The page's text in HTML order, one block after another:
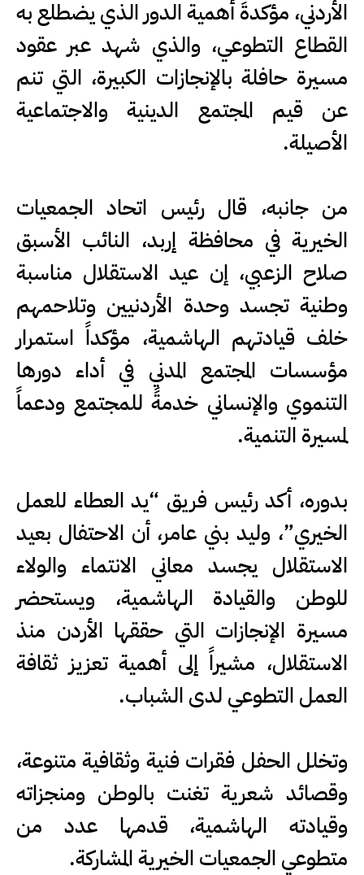
الأردني، مؤكدةَ أهمية الدور الذي يضطلع به
القطاع التطوعي، والذي شهد عبر عقود
مسيرة حافلة بالإنجازات الكبيرة، التي تنم
عن قيم المجتمع الدينية والاجتماعية
الأصيلة.
من جانبه، قال رئيس اتحاد الجمعيات
الخيرية في محافظة إربد، النائب الأسبق
صلاح الزعبي، إن عيد الاستقلال مناسبة
وطنية تجسد وحدة الأردنيين وتلاحمهم
خلف قيادتهم الهاشمية، مؤكداً استمرار
مؤسسات المجتمع المدني في أداء دورها
التنموي والإنساني خدمةً للمجتمع ودعماً
لمسيرة التنمية.
بدوره، أكد رئيس فريق “يد العطاء للعمل
الخيري”، وليد بني عامر، أن الاحتفال بعيد
الاستقلال يجسد معاني الانتماء والولاء
للوطن والقيادة الهاشمية، ويستحضر
مسيرة الإنجازات التي حققها الأردن منذ
الاستقلال، مشيراً إلى أهمية تعزيز ثقافة
العمل التطوعي لدى الشباب.
وتخلل الحفل فقرات فنية وثقافية متنوعة،
وقصائد شعرية تغنت بالوطن ومنجزاته
وقيادته الهاشمية، قدمها عدد من
متطوعي الجمعيات الخيرية المشاركة.